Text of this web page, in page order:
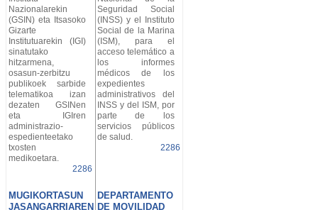
Nazionalarekin
(GSIN) eta Itsasoko
Gizarte
Institutuarekin (IGI)
sinatutako
hitzarmena,
osasun-zerbitzu
publikoek sarbide
telematikoa izan
dezaten GSINen
eta IGIren
administrazio-
espedienteetako
txosten
medikoetara.
2286
Seguridad Social
(INSS) y el Instituto
Social de la Marina
(ISM), para el
acceso telemático a
los informes
médicos de los
expedientes
administrativos del
INSS y del ISM, por
parte de los
servicios públicos
de salud.
2286
MUGIKORTASUN
JASANGARRIAREN
DEPARTAMENTO
DE MOVILIDAD